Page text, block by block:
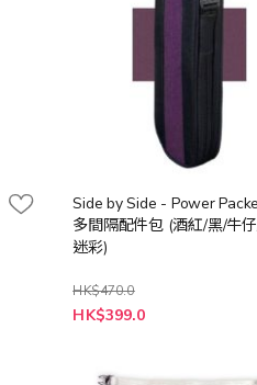
Side by Side - Power
多間隔配件包 (酒紅/黑/牛
迷彩)
HK$470.0
HK$399.0